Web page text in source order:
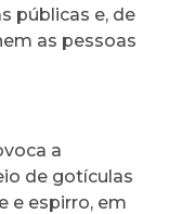
públicas e, de
as pessoas
a
de gotículas
e espirro, em